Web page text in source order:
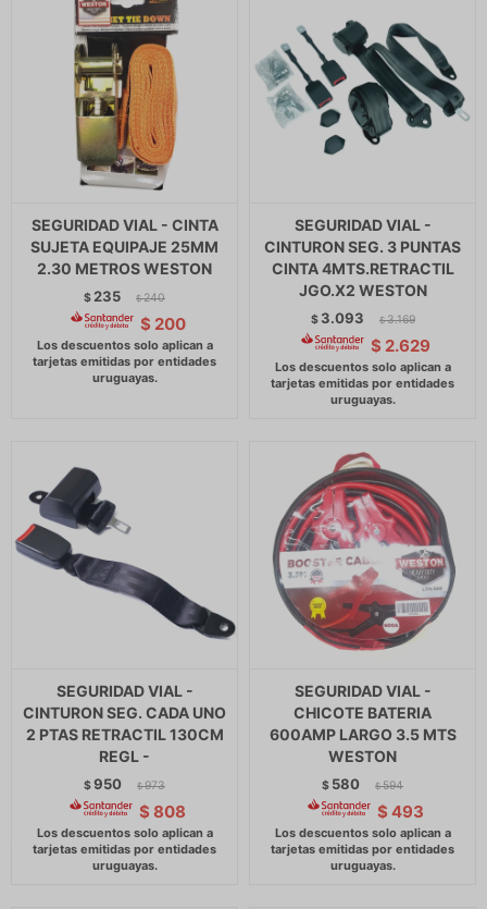
SEGURIDAD VIAL - CINTA
SUJETA EQUIPAJE 25MM
2.30 METROS WESTON
$ 235 $ 240
$ 200
SEGURIDAD VIAL -
CINTURON SEG. 3 PUNTAS
CINTA 4MTS.RETRACTIL
JGO.X2 WESTON
$ 3.093 $ 3.169
$ 2.629
SEGURIDAD VIAL -
CINTURON SEG. CADA UNO
2 PTAS RETRACTIL 130CM
REGL -
$950 $ 973
$ 808
SEGURIDAD VIAL -
CHICOTE BATERIA
600AMP LARGO 3.5 MTS
WESTON
$ 580 $ 594
$ 493